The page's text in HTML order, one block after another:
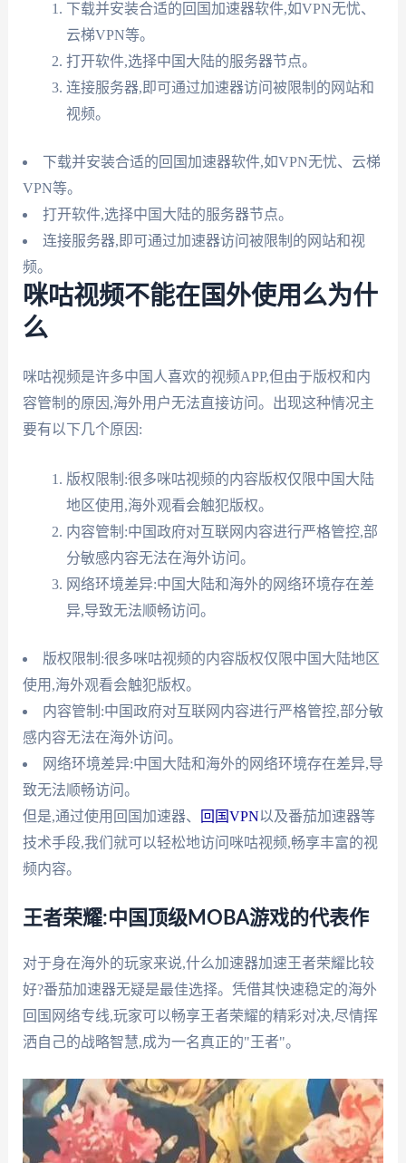
下载并安装合适的回国加速器软件,如VPN无忧、
云梯VPN等。
打开软件,选择中国大陆的服务器节点。
连接服务器,即可通过加速器访问被限制的网站和
视频。
下载并安装合适的回国加速器软件,如VPN无忧、云梯
VPN等。
打开软件,选择中国大陆的服务器节点。
连接服务器,即可通过加速器访问被限制的网站和视
频。
咪咕视频不能在国外使用么为什
么
咪咕视频是许多中国人喜欢的视频APP,但由于版权和内
容管制的原因,海外用户无法直接访问。出现这种情况主
要有以下几个原因:
版权限制:很多咪咕视频的内容版权仅限中国大陆
地区使用,海外观看会触犯版权。
内容管制:中国政府对互联网内容进行严格管控,部
分敏感内容无法在海外访问。
网络环境差异:中国大陆和海外的网络环境存在差
异,导致无法顺畅访问。
版权限制:很多咪咕视频的内容版权仅限中国大陆地区
使用,海外观看会触犯版权。
内容管制:中国政府对互联网内容进行严格管控,部分敏
感内容无法在海外访问。
网络环境差异:中国大陆和海外的网络环境存在差异,导
致无法顺畅访问。
但是,通过使用回国加速器、
回国VPN以及番茄加速器等
技术手段,我们就可以轻松地访问咪咕视频,畅享丰富的视
频内容。
王者荣耀:中国顶级MOBA游戏的代表作
对于身在海外的玩家来说,什么加速器加速王者荣耀比较
好?番茄加速器无疑是最佳选择。凭借其快速稳定的海外
回国网络专线,玩家可以畅享王者荣耀的精彩对决,尽情挥
洒自己的战略智慧,成为一名真正的"王者"。